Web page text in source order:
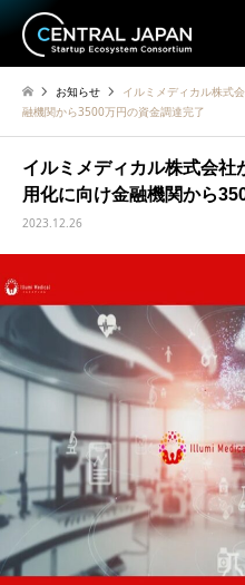
お知らせ
イルミメディカル株式
融機関から3500万円の資金調達完了
イルミメディカル株式会社
用化に向け金融機関から
2023.12.26